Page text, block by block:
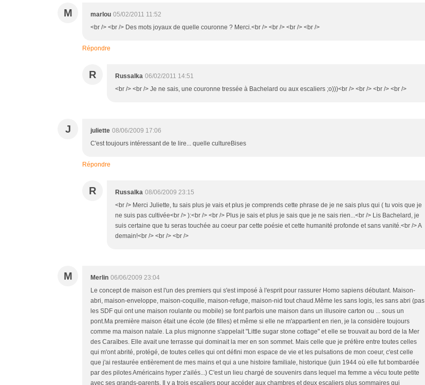
M marlou 05/02/2011 11:52
<br /> <br /> Des mots joyaux de quelle couronne ? Merci.<br /> <br /> <br /> <br />
Répondre
R Russalka 06/02/2011 14:51
<br /> <br /> Je ne sais, une couronne tressée à Bachelard ou aux escaliers ;o)))<br /> <br /> <br /> <br />
J juliette 08/06/2009 17:06
C'est toujours intéressant de te lire... quelle cultureBises
Répondre
R Russalka 08/06/2009 23:15
<br /> Merci Juliette, tu sais plus je vais et plus je comprends cette phrase de je ne sais plus qui ( tu vois que je
ne suis pas cultivée<br /> ):<br /> <br /> Plus je sais et plus je sais que je ne sais rien...<br /> Lis Bachelard, je
suis certaine que tu seras touchée au coeur par cette poésie et cette humanité profonde et sans vanité.<br /> A
demain!<br /> <br /> <br />
M Merlin 06/06/2009 23:04
Le concept de maison est l'un des premiers qui s'est imposé à l'esprit pour rassurer Homo sapiens débutant. Maison-
abri, maison-enveloppe, maison-coquille, maison-refuge, maison-nid tout chaud.Même les sans logis, les sans abri (pas
les SDF qui ont une maison roulante ou mobile) se font parfois une maison dans un illusoire carton ou ... sous un
pont.Ma première maison était une école (de filles) et même si elle ne m'appartient en rien, je la considère toujours
comme ma maison natale. La plus mignonne s'appelait "Little sugar stone cottage" et elle se trouvait au bord de la Mer
des Caraïbes. Elle avait une terrasse qui dominait la mer en son sommet. Mais celle que je préfère entre toutes celles
qui m'ont abrité, protégé, de toutes celles qui ont défini mon espace de vie et les pulsations de mon coeur, c'est celle
que j'ai restaurée entièrement de mes mains et qui a une histoire familiale, historique (juin 1944 où elle fut bombardée
par des pilotes Américains hyper z'ailés...) C'est un lieu chargé de souvenirs dans lequel ma femme a vécu toute petite
avec ses grands-parents. Il y a trois escaliers pour accéder aux chambres et deux escaliers plus sommaires qui